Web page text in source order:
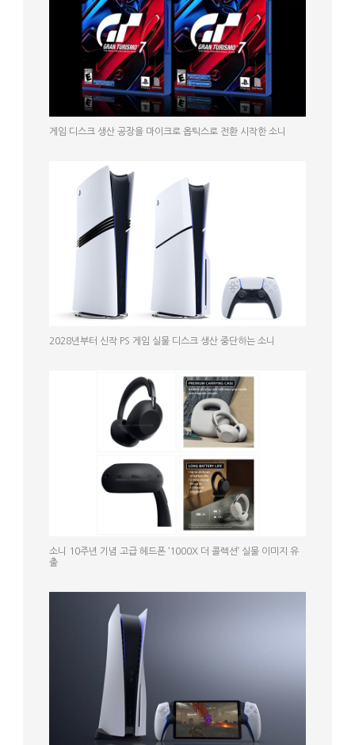
게임 디스크 생산 공장을 마이크로 옵틱스로 전환 시작한 소니
2028년부터 신작 PS 게임 실물 디스크 생산 중단하는 소니
소니 10주년 기념 고급 헤드폰 ‘1000X 더 콜렉션’ 실물 이미지 유
출